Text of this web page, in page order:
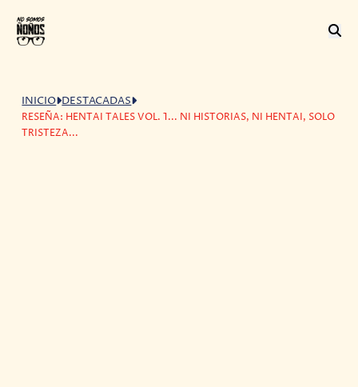
INICIO DESTACADAS
RESEÑA: HENTAI TALES VOL. 1... NI HISTORIAS, NI HENTAI, SOLO
TRISTEZA...